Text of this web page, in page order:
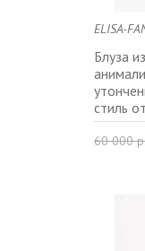
ELISA-
Блуза
стиль
60 000